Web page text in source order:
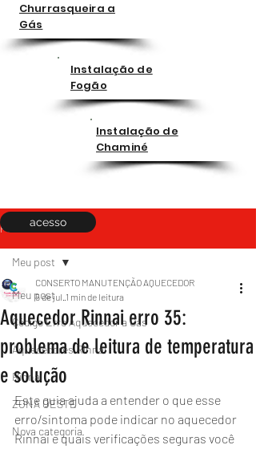
Churrasqueira a
Gás
Instalação de
Fogão
Instalação de
Chaminé
Post
Meu post
Código Erro Aquecedor a Gás
Aquecedores Rinnai
Rinnai
ZONA OESTE
Nova categoria
Meu post
Aquecedor Rinnai erro 35:
problema de leitura de temperatura
e solução
CONSERTO MANUTENÇÃO AQUECEDOR
5 de jul. 1 min de leitura
Este guia ajuda a entender o que esse
erro/sintoma pode indicar no aquecedor
Rinnai e quais verificações seguras você
acesso